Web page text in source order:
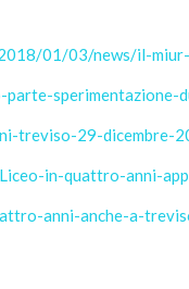
01/03/news/il-
sperimentazione-
treviso-29-dicembre-
in-quattro-anni-
anni-anche-a-